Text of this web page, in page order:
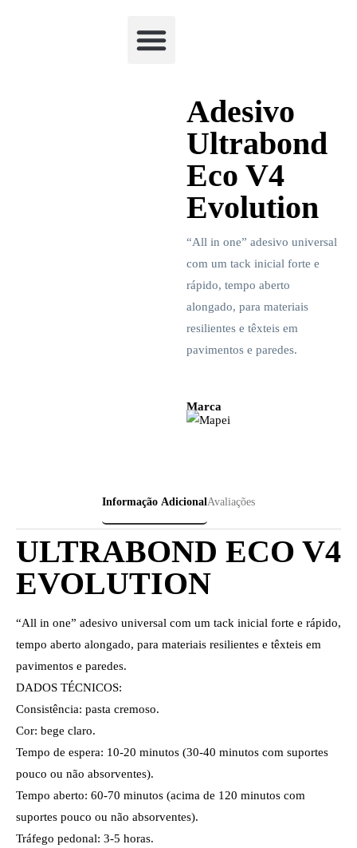
Adesivo
Ultrabond
Eco V4
Evolution
“All in one” adesivo universal
com um tack inicial forte e
rápido, tempo aberto
alongado, para materiais
resilientes e têxteis em
pavimentos e paredes.
Marca
Informação AdicionalAvaliações
ULTRABOND ECO V4
EVOLUTION
“All in one” adesivo universal com um tack inicial forte e rápido,
tempo aberto alongado, para materiais resilientes e têxteis em
pavimentos e paredes.
DADOS TÉCNICOS:
Consistência: pasta cremoso.
Cor: bege claro.
Tempo de espera: 10-20 minutos (30-40 minutos com suportes
pouco ou não absorventes).
Tempo aberto: 60-70 minutos (acima de 120 minutos com
suportes pouco ou não absorventes).
Tráfego pedonal: 3-5 horas.